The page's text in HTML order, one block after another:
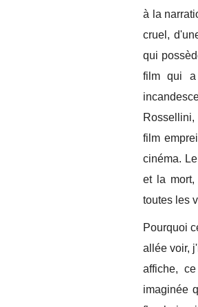
à la
cruel,
qui
film qui a
film
cinéma.
et la
toutes les
Pourquoi
allée voir,
affiche,
imaginée